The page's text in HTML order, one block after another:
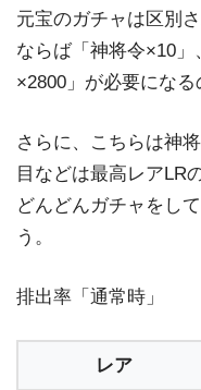
元宝のガチャは区別
ならば「神将令×10
×2800」が必要になる
さらに、こちらは神
目などは最高レアLR
どんどんガチャをし
う。
排出率「通常時」
レア